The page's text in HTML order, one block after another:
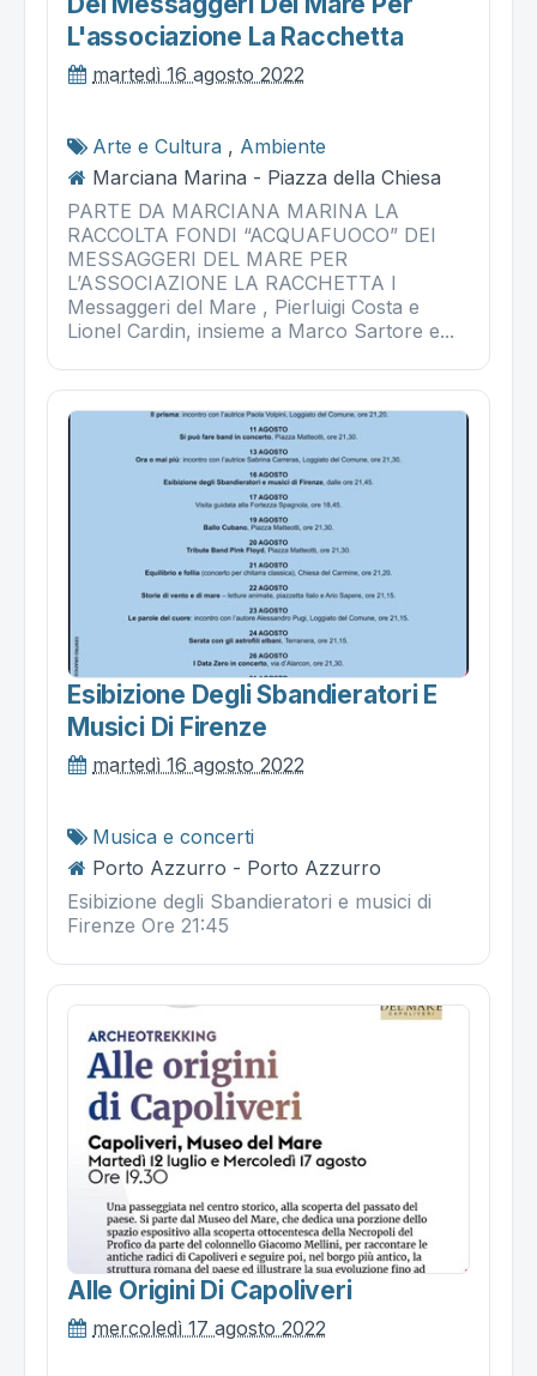
L'associazione La Racchetta
martedì 16 agosto 2022
Arte e Cultura , Ambiente
Marciana Marina - Piazza della Chiesa
PARTE DA MARCIANA MARINA LA
RACCOLTA FONDI “ACQUAFUOCO” DEI
MESSAGGERI DEL MARE PER
L’ASSOCIAZIONE LA RACCHETTA I
Messaggeri del Mare , Pierluigi Costa e
Lionel Cardin, insieme a Marco Sartore e...
Esibizione Degli Sbandieratori E
Musici Di Firenze
martedì 16 agosto 2022
Musica e concerti
Porto Azzurro - Porto Azzurro
Esibizione degli Sbandieratori e musici di
Firenze Ore 21:45
Alle Origini Di Capoliveri
mercoledì 17 agosto 2022